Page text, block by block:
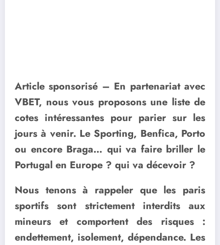
Article sponsorisé – En partenariat avec
VBET, nous vous proposons une liste de
cotes intéressantes pour parier sur les
jours à venir. Le Sporting, Benfica, Porto
ou encore Braga… qui va faire briller le
Portugal en Europe ? qui va décevoir ?
Nous tenons à rappeler que les paris
sportifs sont strictement interdits aux
mineurs et comportent des risques :
endettement, isolement, dépendance. Les